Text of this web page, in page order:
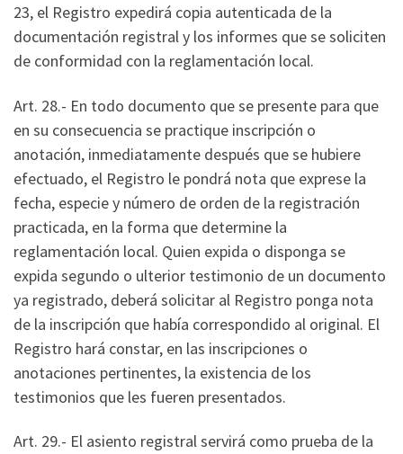
23, el Registro expedirá copia autenticada de la
documentación registral y los informes que se soliciten
de conformidad con la reglamentación local.
Art. 28.- En todo documento que se presente para que
en su consecuencia se practique inscripción o
anotación, inmediatamente después que se hubiere
efectuado, el Registro le pondrá nota que exprese la
fecha, especie y número de orden de la registración
practicada, en la forma que determine la
reglamentación local. Quien expida o disponga se
expida segundo o ulterior testimonio de un documento
ya registrado, deberá solicitar al Registro ponga nota
de la inscripción que había correspondido al original. El
Registro hará constar, en las inscripciones o
anotaciones pertinentes, la existencia de los
testimonios que les fueren presentados.
Art. 29.- El asiento registral servirá como prueba de la